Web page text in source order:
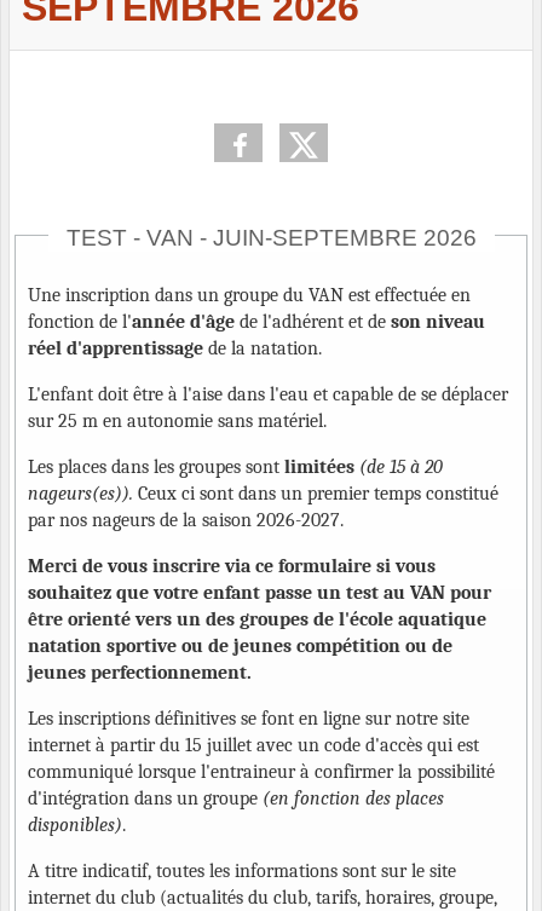
TEST - VAN - JUIN-SEPTEMBRE 2026
Une inscription dans un groupe du VAN est effectuée en
fonction de l'année d'âge de l'adhérent et de son niveau
réel d'apprentissage de la natation.
L'enfant doit être à l'aise dans l'eau et capable de se déplacer
sur 25 m en autonomie sans matériel.
Les places dans les groupes sont limitées (de 15 à 20
nageurs(es)). Ceux ci sont dans un premier temps constitué
par nos nageurs de la saison 2026-2027.
Merci de vous inscrire via ce formulaire si vous
souhaitez que votre enfant passe un test au VAN pour
être orienté vers un des groupes de l'école aquatique
natation sportive ou de jeunes compétition ou de
jeunes perfectionnement.
Les inscriptions définitives se font en ligne sur notre site
internet à partir du 15 juillet avec un code d'accès qui est
communiqué lorsque l'entraineur à confirmer la possibilité
d'intégration dans un groupe (en fonction des places
disponibles).
A titre indicatif, toutes les informations sont sur le site
internet du club (actualités du club, tarifs, horaires, groupe,